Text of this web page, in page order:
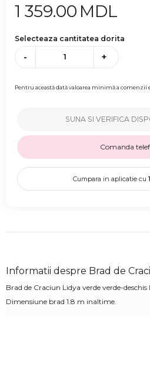
1 359.00 MDL
Selecteaza cantitatea dorita
- +
Pentru această dată valoarea minimă a comenzii
SUNA SI VERIFICA
Comanda
Cumpara in aplicatie cu
Informatii despre Brad de
Brad de Craciun Lidya verde verde-
Dimensiune brad 1.8 m inaltime.